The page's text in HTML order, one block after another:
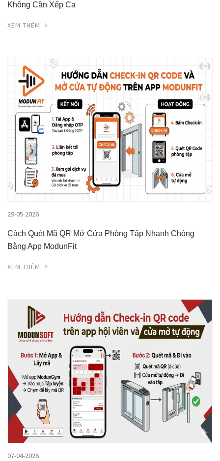
Không Cần Xếp Ca
XEM THÊM
29-05-2026
Cách Quét Mã QR Mở Cửa Phòng Tập Nhanh Chóng
Bằng App ModunFit
XEM THÊM
07-04-2026